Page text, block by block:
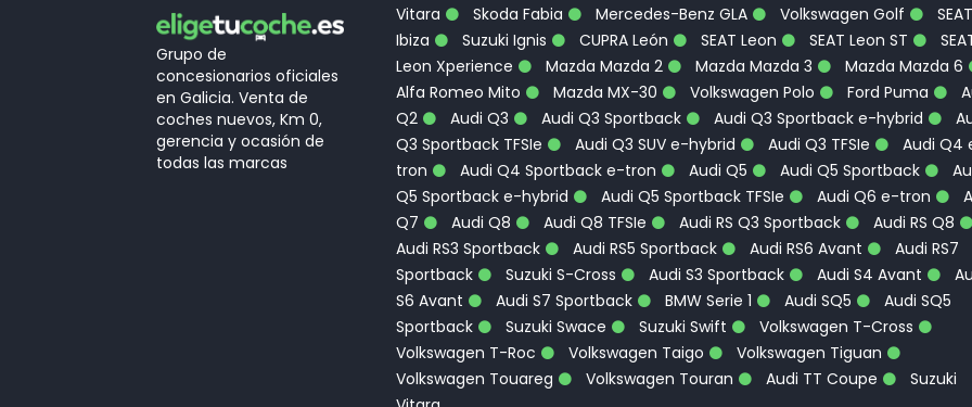
Grupo de
concesionarios oficiales
en Galicia. Venta de
coches nuevos, Km 0,
gerencia y ocasión de
todas las marcas
Vitara
Skoda Fabia Mercedes-Benz GLA Volkswagen Golf
SEAT
Ibiza
Suzuki Ignis CUPRA León SEAT Leon SEAT Leon ST
Leon Xperience
Mazda Mazda 2 Mazda Mazda 3
Mazda Mazda 6
Alfa Romeo Mito
Mazda MX-30 Volkswagen Polo Ford Puma
Q2
Audi Q3 Audi Q3 Sportback Audi Q3 Sportback e-hybrid
Q3 Sportback TFSIe
Audi Q3 SUV e-hybrid Audi Q3 TFSIe
Audi Q4
tron
Audi Q4 Sportback e-tron Audi Q5 Audi Q5 Sportback
Q5 Sportback e-hybrid
Audi Q5 Sportback TFSIe Audi Q6 e-tron
Q7
Audi Q8 Audi Q8 TFSIe Audi RS Q3 Sportback
Audi RS Q8
Audi RS3 Sportback
Audi RS5 Sportback Audi RS6 Avant
Audi RS7
Sportback
Suzuki S-Cross Audi S3 Sportback Audi S4 Avant
S6 Avant
Audi S7 Sportback BMW Serie 1 Audi SQ5
Audi SQ5
Sportback
Suzuki Swace Suzuki Swift
Volkswagen T-Cross
Volkswagen T-Roc
Volkswagen Taigo
Volkswagen Tiguan
Volkswagen Touareg
Volkswagen Touran Audi TT Coupe
Suzuki